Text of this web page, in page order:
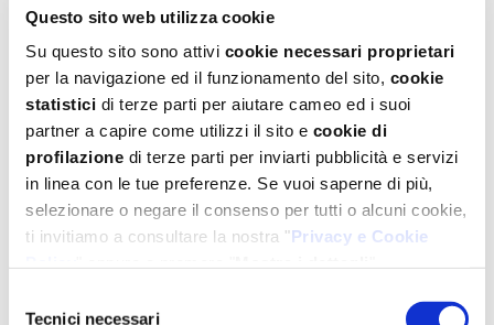
Questo sito web utilizza cookie
Su questo sito sono attivi cookie necessari proprietari
per la navigazione ed il funzionamento del sito, cookie
statistici di terze parti per aiutare cameo ed i suoi
partner a capire come utilizzi il sito e cookie di
profilazione di terze parti per inviarti pubblicità e servizi
in linea con le tue preferenze. Se vuoi saperne di più,
selezionare o negare il consenso per tutti o alcuni cookie,
ti invitiamo a consultare la nostra "Privacy e Cookie
tutti i cookies.
Tecnici necessari
M 1 filetta di aroma “Torta di Casa” Mariarosa
M200 g di farina per dolci Mariarosa
M1/2 bustina di lievito per dolci Mariarosa
Q.B.di sciroppo d'acero
PREPARAZIONE
Dividete i tuorli dagli albumi e montate quest'ultimi a